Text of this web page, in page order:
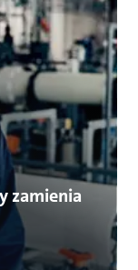
zamienia